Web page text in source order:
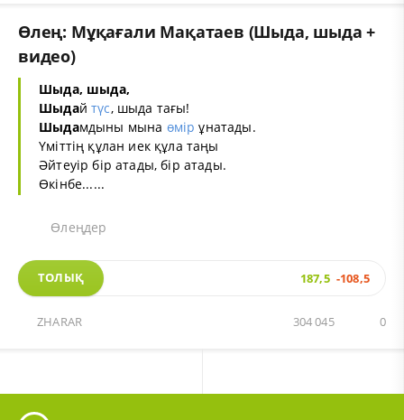
Өлең: Мұқағали Мақатаев (Шыда, шыда +
видео)
Шыда, шыда,
Шыдайтүс, шыда тағы!
Шыдамдыны мына өмір ұнатады.
Үміттің құлан иек құла таңы
Әйтеуір бір атады, бір атады.
Өкінбе......
Өлеңдер
ТОЛЫҚ 187,5 -108,5
ZHARAR 0
304 045